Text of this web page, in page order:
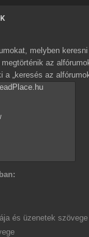
melyben
az
a „keresés az
és üzenetek szövege